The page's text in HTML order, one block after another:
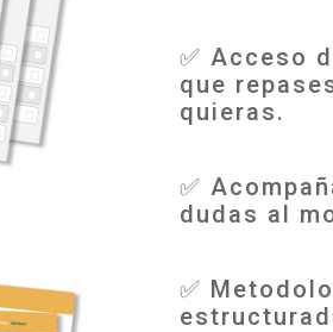
✅ Acceso
que
quieras.
✅
dudas al
✅